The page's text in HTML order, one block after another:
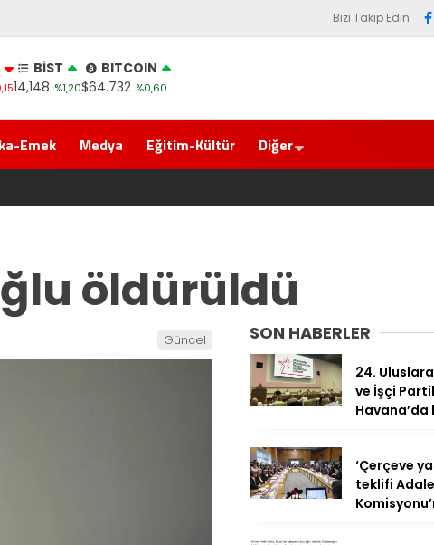
Bizi Takip Edin
BİST
14,148 %1,20
BITCOIN
$64.732 %0,60
Emek Medya Eğitim-Kültür Diğer
geçti
öldürüldü
Güncel SON HABERLER
24.
ve İşçi
Havana’da
‘Çerçeve
teklifi